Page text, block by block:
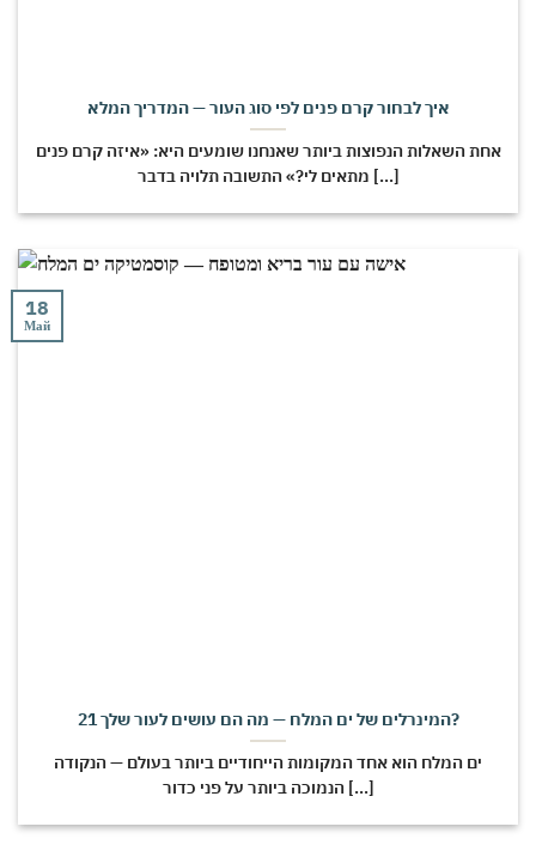
איך לבחור קרם פנים לפי סוג העור — המדריך המלא
אחת השאלות הנפוצות ביותר שאנחנו שומעים היא: «איזה קרם פנים
מתאים לי?» התשובה תלויה בדבר [...]
21 המינרלים של ים המלח — מה הם עושים לעור שלך?
ים המלח הוא אחד המקומות הייחודיים ביותר בעולם — הנקודה
הנמוכה ביותר על פני כדור [...]
18
Май